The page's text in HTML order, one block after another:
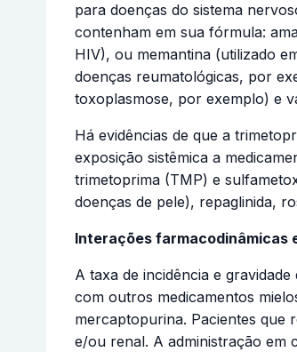
para doenças do sistema
contenham em sua fórmula:
HIV), ou memantina (utilizado
doenças reumatológicas, por
toxoplasmose, por exemplo) e
Há evidências de que a
exposição sistêmica a
trimetoprima (TMP) e
doenças de pele), repaglinida,
Interações farmacodinâmicas
A taxa de incidência e
com outros medicamentos
mercaptopurina. Pacientes que
e/ou renal. A administração em